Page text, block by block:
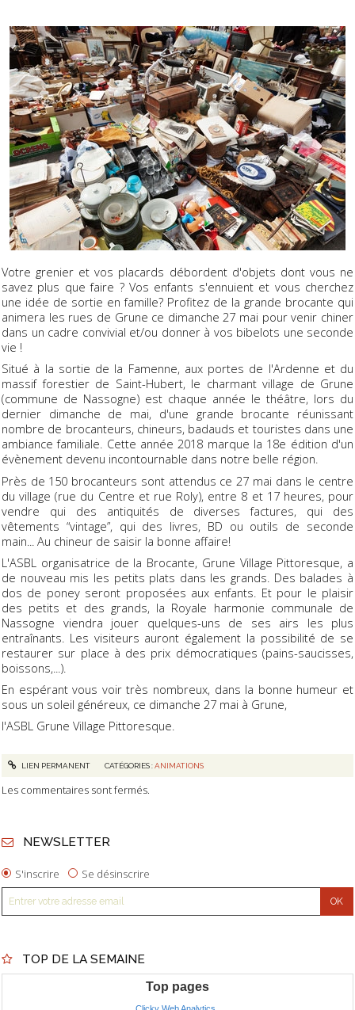
Votre grenier et vos placards débordent d'objets dont vous ne
savez plus que faire ? Vos enfants s'ennuient et vous cherchez
une idée de sortie en famille? Profitez de la grande brocante qui
animera les rues de Grune ce dimanche 27 mai pour venir chiner
dans un cadre convivial et/ou donner à vos bibelots une seconde
vie !
Situé à la sortie de la Famenne, aux portes de l'Ardenne et du
massif forestier de Saint-Hubert, le charmant village de Grune
(commune de Nassogne) est chaque année le théâtre, lors du
dernier dimanche de mai, d'une grande brocante réunissant
nombre de brocanteurs, chineurs, badauds et touristes dans une
ambiance familiale. Cette année 2018 marque la 18e édition d'un
évènement devenu incontournable dans notre belle région.
Près de 150 brocanteurs sont attendus ce 27 mai dans le centre
du village (rue du Centre et rue Roly), entre 8 et 17 heures, pour
vendre qui des antiquités de diverses factures, qui des
vêtements “vintage”, qui des livres, BD ou outils de seconde
main... Au chineur de saisir la bonne affaire!
L'ASBL organisatrice de la Brocante, Grune Village Pittoresque, a
de nouveau mis les petits plats dans les grands. Des balades à
dos de poney seront proposées aux enfants. Et pour le plaisir
des petits et des grands, la Royale harmonie communale de
Nassogne viendra jouer quelques-uns de ses airs les plus
entraînants. Les visiteurs auront également la possibilité de se
restaurer sur place à des prix démocratiques (pains-saucisses,
boissons,...).
En espérant vous voir très nombreux, dans la bonne humeur et
sous un soleil généreux, ce dimanche 27 mai à Grune,
l'ASBL Grune Village Pittoresque.
LIEN PERMANENT CATÉGORIES :ANIMATIONS
Les commentaires sont fermés.
NEWSLETTER
S'inscrire Se désinscrire
TOP DE LA SEMAINE